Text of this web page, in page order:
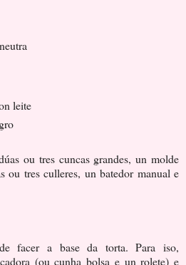
leite
ou tres cuncas grandes, un molde
ou tres culleres, un batedor manual e
facer a base da torta. Para iso,
(ou cunha bolsa e un rolete) e